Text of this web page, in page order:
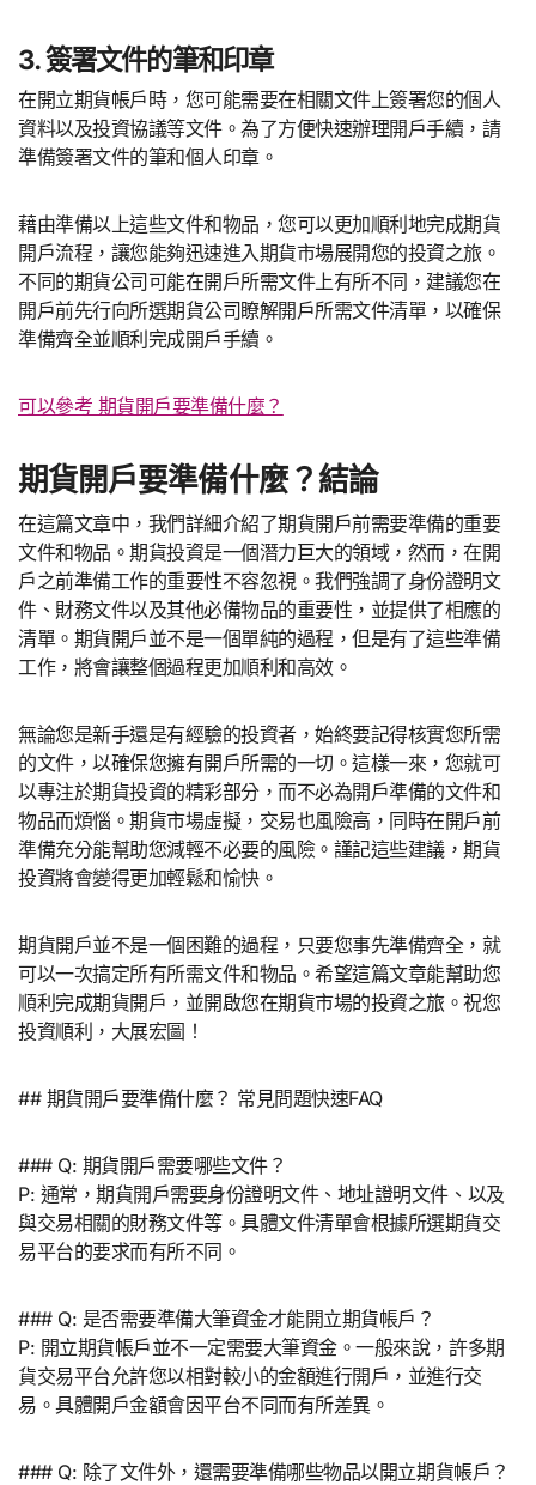
3. 簽署文件的筆和印章
在開立期貨帳戶時，您可能需要在相關文件上簽署您的個人
資料以及投資協議等文件。為了方便快速辦理開戶手續，請
準備簽署文件的筆和個人印章。
藉由準備以上這些文件和物品，您可以更加順利地完成期貨
開戶流程，讓您能夠迅速進入期貨市場展開您的投資之旅。
不同的期貨公司可能在開戶所需文件上有所不同，建議您在
開戶前先行向所選期貨公司瞭解開戶所需文件清單，以確保
準備齊全並順利完成開戶手續。
可以參考 期貨開戶要準備什麼？
期貨開戶要準備什麼？結論
在這篇文章中，我們詳細介紹了期貨開戶前需要準備的重要
文件和物品。期貨投資是一個潛力巨大的領域，然而，在開
戶之前準備工作的重要性不容忽視。我們強調了身份證明文
件、財務文件以及其他必備物品的重要性，並提供了相應的
清單。期貨開戶並不是一個單純的過程，但是有了這些準備
工作，將會讓整個過程更加順利和高效。
無論您是新手還是有經驗的投資者，始終要記得核實您所需
的文件，以確保您擁有開戶所需的一切。這樣一來，您就可
以專注於期貨投資的精彩部分，而不必為開戶準備的文件和
物品而煩惱。期貨市場虛擬，交易也風險高，同時在開戶前
準備充分能幫助您減輕不必要的風險。謹記這些建議，期貨
投資將會變得更加輕鬆和愉快。
期貨開戶並不是一個困難的過程，只要您事先準備齊全，就
可以一次搞定所有所需文件和物品。希望這篇文章能幫助您
順利完成期貨開戶，並開啟您在期貨市場的投資之旅。祝您
投資順利，大展宏圖！
## 期貨開戶要準備什麼？ 常見問題快速FAQ
### Q: 期貨開戶需要哪些文件？
P: 通常，期貨開戶需要身份證明文件、地址證明文件、以及
與交易相關的財務文件等。具體文件清單會根據所選期貨交
易平台的要求而有所不同。
### Q: 是否需要準備大筆資金才能開立期貨帳戶？
P: 開立期貨帳戶並不一定需要大筆資金。一般來說，許多期
貨交易平台允許您以相對較小的金額進行開戶，並進行交
易。具體開戶金額會因平台不同而有所差異。
### Q: 除了文件外，還需要準備哪些物品以開立期貨帳戶？